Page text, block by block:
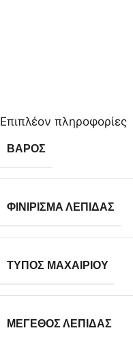
Επιπλέον πληροφορίες
ΒΆΡΟΣ
ΦΙΝΊΡΙΣΜΑ ΛΕΠΊΔΑΣ
ΤΎΠΟΣ ΜΑΧΑΙΡΙΟΎ
ΜΈΓΕΘΟΣ ΛΕΠΊΔΑΣ